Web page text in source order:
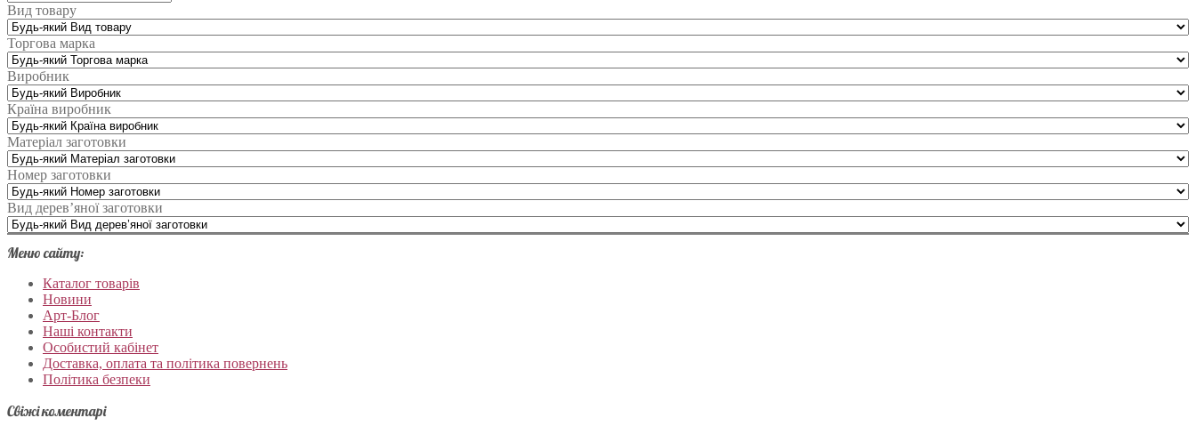
Вид товару
Торгова марка
Виробник
Країна виробник
Матеріал заготовки
Номер заготовки
Вид дерев’яної заготовки
Меню сайту:
Каталог товарів
Новини
Арт-Блог
Наші контакти
Особистий кабінет
Доставка, оплата та політика повернень
Політика безпеки
Свіжі коментарі